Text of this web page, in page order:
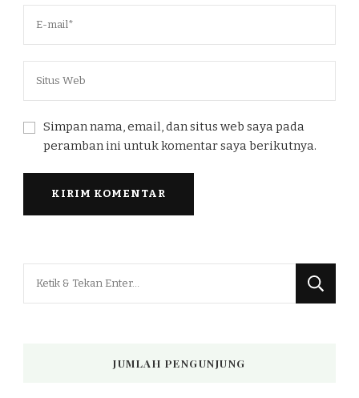
Simpan nama, email, dan situs web saya pada
peramban ini untuk komentar saya berikutnya.
Mencari
JUMLAH PENGUNJUNG